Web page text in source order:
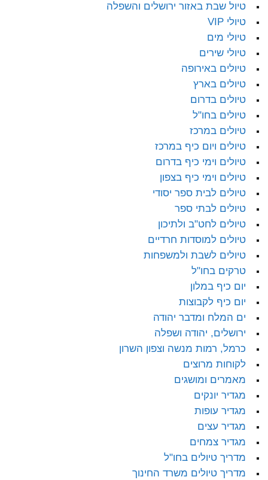
טיול שבת באזור ירושלים והשפלה
טיולי VIP
טיולי מים
טיולי שירים
טיולים באירופה
טיולים בארץ
טיולים בדרום
טיולים בחו"ל
טיולים במרכז
טיולים ויום כיף במרכז
טיולים וימי כיף בדרום
טיולים וימי כיף בצפון
טיולים לבית ספר יסודי
טיולים לבתי ספר
טיולים לחט"ב ולתיכון
טיולים למוסדות חרדיים
טיולים לשבת ולמשפחות
טרקים בחו"ל
יום כיף במלון
יום כיף לקבוצות
ים המלח ומדבר יהודה
ירושלים, יהודה ושפלה
כרמל, רמות מנשה וצפון השרון
לקוחות מרוצים
מאמרים ומושגים
מגדיר יונקים
מגדיר עופות
מגדיר עצים
מגדיר צמחים
מדריך טיולים בחו"ל
מדריך טיולים משרד החינוך